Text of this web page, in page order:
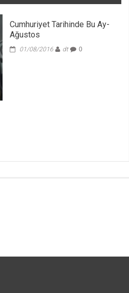
Cumhuriyet Tarihinde Bu Ay-
Ağustos
01/08/2016 dt 0